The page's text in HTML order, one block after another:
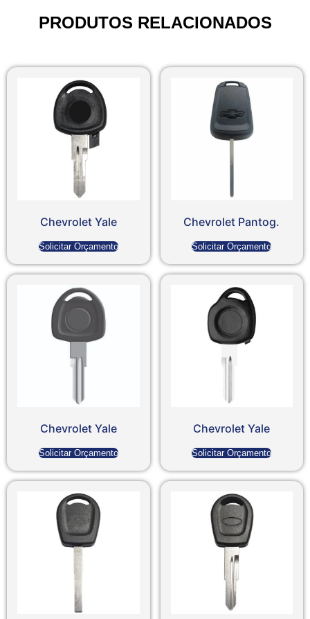
PRODUTOS RELACIONADOS
Chevrolet Yale
Solicitar Orçamento
Chevrolet Pantog.
Solicitar Orçamento
Chevrolet Yale
Solicitar Orçamento
Chevrolet Yale
Solicitar Orçamento